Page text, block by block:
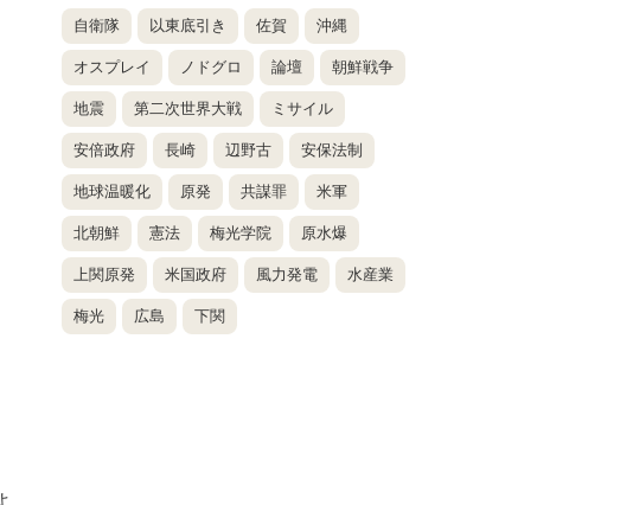
自衛隊 以東底引き 佐賀 沖縄
オスプレイ ノドグロ 論壇 朝鮮戦争
地震 第二次世界大戦 ミサイル
安倍政府 長崎 辺野古 安保法制
地球温暖化 原発 共謀罪 米軍
北朝鮮 憲法 梅光学院 原水爆
上関原発 米国政府 風力発電 水産業
梅光 広島 下関